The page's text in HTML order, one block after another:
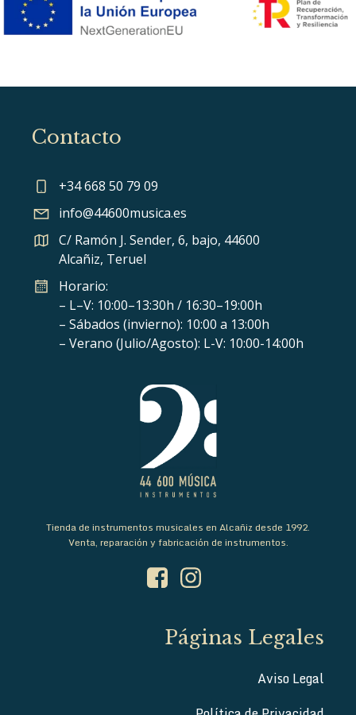
Contacto
+34 668 50 79 09
info@44600musica.es
C/ Ramón J. Sender, 6, bajo, 44600
Alcañiz, Teruel
Horario:
– L–V: 10:00–13:30h / 16:30–19:00h
– Sábados (invierno): 10:00 a 13:00h
– Verano (Julio/Agosto): L-V: 10:00-14:00h
Tienda de instrumentos musicales en Alcañiz desde 1992.
Venta, reparación y fabricación de instrumentos.
Páginas Legales
Aviso Legal